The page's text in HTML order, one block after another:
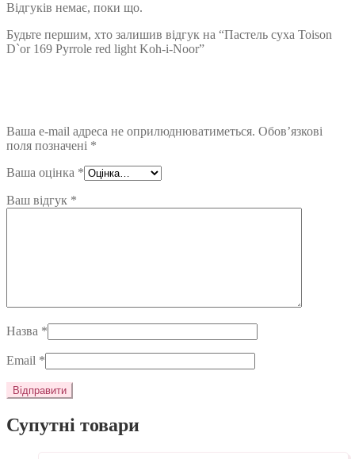
Відгуків немає, поки що.
Будьте першим, хто залишив відгук на “Пастель суха Toison
D`or 169 Pyrrole red light Koh-i-Noor”
Ваша e-mail адреса не оприлюднюватиметься. Обов’язкові
поля позначені *
Ваша оцінка *
Ваш відгук *
Назва *
Email *
Супутні товари